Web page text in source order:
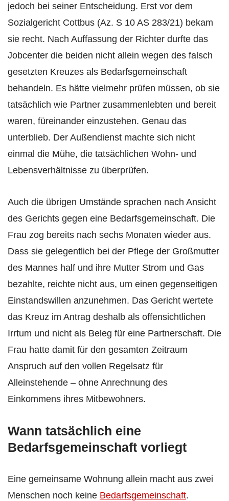
jedoch bei seiner Entscheidung. Erst vor dem
Sozialgericht Cottbus (Az. S 10 AS 283/21) bekam
sie recht. Nach Auffassung der Richter durfte das
Jobcenter die beiden nicht allein wegen des falsch
gesetzten Kreuzes als Bedarfsgemeinschaft
behandeln. Es hätte vielmehr prüfen müssen, ob sie
tatsächlich wie Partner zusammenlebten und bereit
waren, füreinander einzustehen. Genau das
unterblieb. Der Außendienst machte sich nicht
einmal die Mühe, die tatsächlichen Wohn- und
Lebensverhältnisse zu überprüfen.
Auch die übrigen Umstände sprachen nach Ansicht
des Gerichts gegen eine Bedarfsgemeinschaft. Die
Frau zog bereits nach sechs Monaten wieder aus.
Dass sie gelegentlich bei der Pflege der Großmutter
des Mannes half und ihre Mutter Strom und Gas
bezahlte, reichte nicht aus, um einen gegenseitigen
Einstandswillen anzunehmen. Das Gericht wertete
das Kreuz im Antrag deshalb als offensichtlichen
Irrtum und nicht als Beleg für eine Partnerschaft. Die
Frau hatte damit für den gesamten Zeitraum
Anspruch auf den vollen Regelsatz für
Alleinstehende – ohne Anrechnung des
Einkommens ihres Mitbewohners.
Wann tatsächlich eine
Bedarfsgemeinschaft vorliegt
Eine gemeinsame Wohnung allein macht aus zwei
Menschen noch keine Bedarfsgemeinschaft.